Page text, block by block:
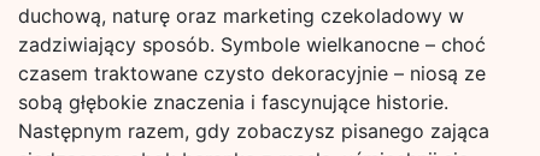
duchową, naturę oraz marketing czekoladowy w
zadziwiający sposób. Symbole wielkanocne – choć
czasem traktowane czysto dekoracyjnie – niosą ze
sobą głębokie znaczenia i fascynujące historie.
Następnym razem, gdy zobaczysz pisanego zająca